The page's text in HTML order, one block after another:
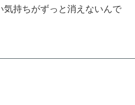
持ちがずっと消えないんで